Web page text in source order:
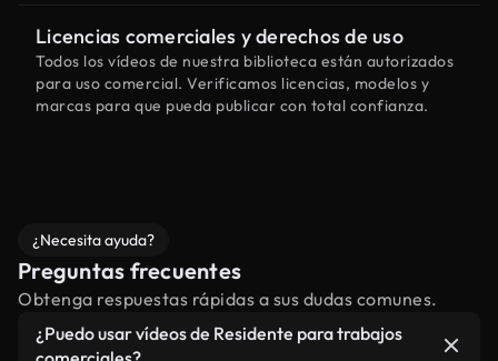
Licencias comerciales y derechos de uso
Todos los vídeos de nuestra biblioteca están autorizados
para uso comercial. Verificamos licencias, modelos y
marcas para que pueda publicar con total confianza.
¿Necesita ayuda?
Preguntas frecuentes
Obtenga respuestas rápidas a sus dudas comunes.
¿Puedo usar vídeos de Residente para trabajos